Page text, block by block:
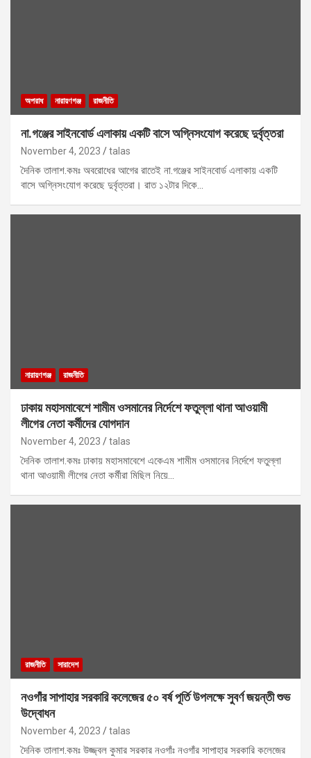
অপরাধ নারায়ণগঞ্জ রাজনীতি
না.গঞ্জের সাইনবোর্ড এলাকায় একটি বাসে অগ্নিসংযোগ করেছে দুর্বৃত্তরা
November 4, 2023 talas
দৈনিক তালাশ.কমঃ অবরোধের আগের রাতেই না.গঞ্জের সাইনবোর্ড এলাকায় একটি
বাসে অগ্নিসংযোগ করেছে দুর্বৃত্তরা। রাত ১২টার দিকে…
নারায়ণগঞ্জ রাজনীতি
ঢাকায় মহাসমাবেশে শামীম ওসমানের নির্দেশে ফতুল্লা থানা আওয়ামী
লীগের নেতা কর্মীদের যোগদান
November 4, 2023 talas
দৈনিক তালাশ.কমঃ ঢাকায় মহাসমাবেশে একেএম শামীম ওসমানের নির্দেশে ফতুল্লা
থানা আওয়ামী লীগের নেতা কর্মীরা মিছিল নিয়ে…
রাজনীতি সারাদেশ
নওগাঁর সাপাহার সরকারি কলেজের ৫০ বর্ষ পূর্তি উপলক্ষে সুবর্ণ জয়ন্তী শুভ
উদ্বোধন
November 4, 2023 talas
দৈনিক তালাশ.কমঃ উজ্জ্বল কুমার সরকার নওগাঁঃ নওগাঁর সাপাহার সরকারি কলেজের